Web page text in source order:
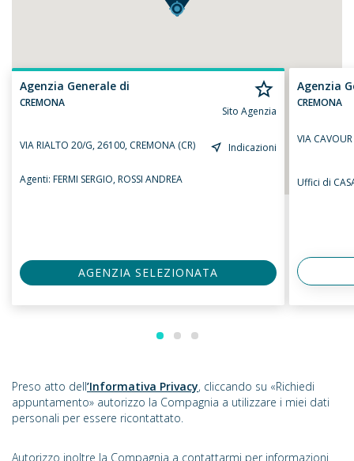
Agenzia Generale di
CREMONA
Sito Agenzia
VIA RIALTO 20/G, 26100, CREMONA (CR) Indicazioni
Agenti: FERMI SERGIO,ROSSI ANDREA
AGENZIA SELEZIONATA
Agenzia
CREMONA
VIA
Uffici di
Preso atto dell’Informativa Privacy, cliccando su «Richiedi
appuntamento» autorizzo la Compagnia a utilizzare i miei dati
personali per essere ricontattato.
Autorizzo inoltre la Compagnia a contattarmi per informazioni